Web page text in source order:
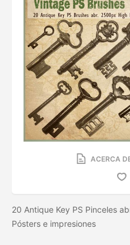
ACERCA
20 Antique Key PS Pinceles
Pósters e impresiones